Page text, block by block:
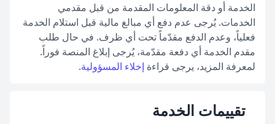
الخدمة أو دقة المعلومات المقدمة من قبل مقدمي
الخدمات. يُرجى عدم دفع أي مبالغ مالية قبل استلام الخدمة
فعلياً، وعدم الدفع مقدّماً تحت أي ظرف. في حال طلب
مقدم الخدمة أي دفعة مقدّمة، يُرجى إبلاغ المنصة فوراً.
لمعرفة المزيد، يرجى قراءة إخلاء المسؤولية.
تقييمات الخدمة